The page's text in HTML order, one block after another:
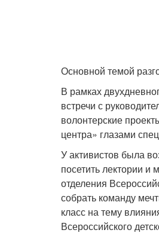
Основной темой
В рамках
встречи с
волонтерские
центра» глазами
У активистов была
посетить лектории
отделения
собрать команду
класс на тему
Всероссийского